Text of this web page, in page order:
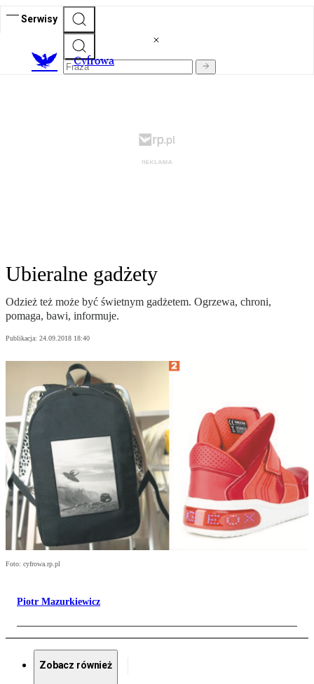
Serwisy
Cyfrowa
Ubieralne gadżety
Odzież też może być świetnym gadżetem. Ogrzewa, chroni,
pomaga, bawi, informuje.
Publikacja: 24.09.2018 18:40
Foto: cyfrowa.rp.pl
Piotr Mazurkiewicz
Zobacz również